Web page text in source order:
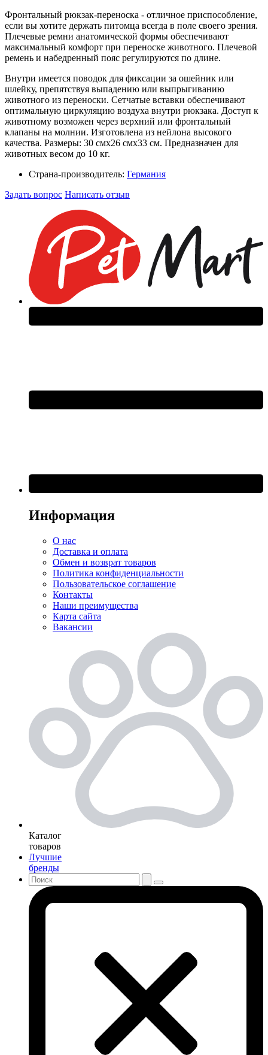
Фронтальный рюкзак-переноска - отличное приспособление,
если вы хотите держать питомца всегда в поле своего зрения.
Плечевые ремни анатомической формы обеспечивают
максимальный комфорт при переноске животного. Плечевой
ремень и набедренный пояс регулируются по длине.
Внутри имеется поводок для фиксации за ошейник или
шлейку, препятствуя выпадению или выпрыгиванию
животного из переноски. Сетчатые вставки обеспечивают
оптимальную циркуляцию воздуха внутри рюкзака. Доступ к
животному возможен через верхний или фронтальный
клапаны на молнии. Изготовлена из нейлона высокого
качества. Размеры: 30 смх26 смх33 см. Предназначен для
животных весом до 10 кг.
Страна-производитель: Германия
Задать вопрос Написать отзыв
Информация
О нас
Доставка и оплата
Обмен и возврат товаров
Политика конфиденциальности
Пользовательское соглашение
Контакты
Наши преимущества
Карта сайта
Вакансии
Каталог
товаров
Лучшие
бренды